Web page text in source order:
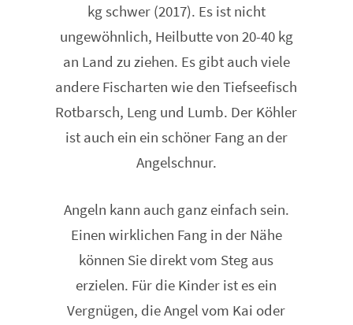
kg schwer (2017). Es ist nicht
ungewöhnlich, Heilbutte von 20-40 kg
an Land zu ziehen. Es gibt auch viele
andere Fischarten wie den Tiefseefisch
Rotbarsch, Leng und Lumb. Der Köhler
ist auch ein ein schöner Fang an der
Angelschnur.
Angeln kann auch ganz einfach sein.
Einen wirklichen Fang in der Nähe
können Sie direkt vom Steg aus
erzielen. Für die Kinder ist es ein
Vergnügen, die Angel vom Kai oder